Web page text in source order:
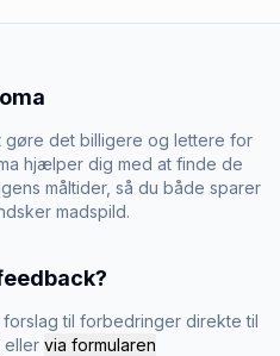
gøre det billigere og lettere for
hjælper dig med at finde de
måltider, så du både sparer
madspild.
til forbedringer direkte til
eller via formularen